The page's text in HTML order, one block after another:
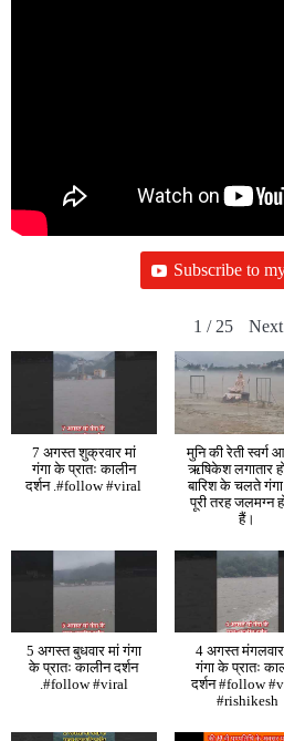
Subscribe to
1 / 25 Next
7 अगस्त शुक्रवार मां
गंगा के प्रातः कालीन
दर्शन .#follow #viral
मुनि की रेती स्वर्ग
ऋषिकेश लगातार
बारिश के चलते
पूरी तरह जलमग्न
हैं।
5 अगस्त बुधवार मां गंगा
के प्रातः कालीन दर्शन
.#follow #viral
4 अगस्त मंगलवार
गंगा के प्रातः
दर्शन #follow
#rishikesh